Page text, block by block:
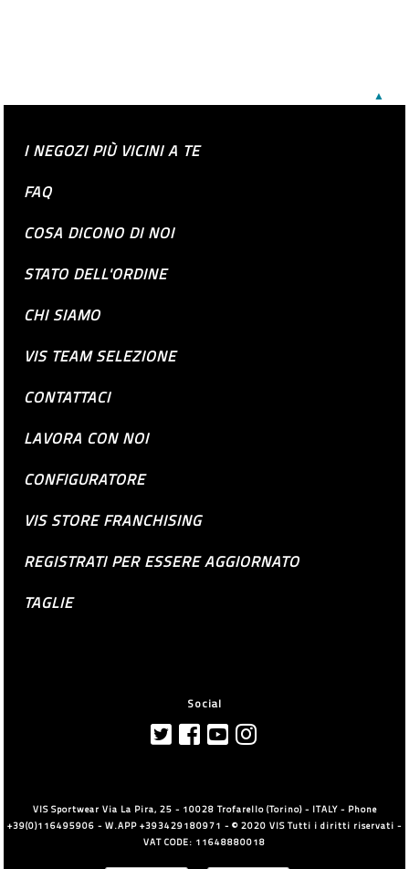
▲
I NEGOZI PIÙ VICINI A TE
FAQ
COSA DICONO DI NOI
STATO DELL'ORDINE
CHI SIAMO
VIS TEAM SELEZIONE
CONTATTACI
LAVORA CON NOI
CONFIGURATORE
VIS STORE FRANCHISING
REGISTRATI PER ESSERE AGGIORNATO
TAGLIE
Social
VIS Sportwear Via La Pira, 25 - 10028 Trofarello (Torino) - ITALY - Phone
+39(0)116495906 - W.APP +393429180971 - © 2020 VIS Tutti i diritti riservati -
VAT CODE: 11648880018